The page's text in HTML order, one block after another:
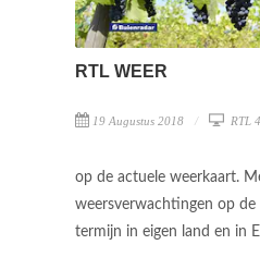
RTL WEER
19 Augustus 2018 RTL 4
op de actuele weerkaart.
weersverwachtingen op de
termijn in eigen land en in